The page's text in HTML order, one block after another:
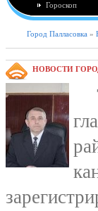
Гороскоп
Город Палласовка »
НОВОСТИ